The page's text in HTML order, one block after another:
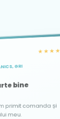
GRI
bine
primit comanda și